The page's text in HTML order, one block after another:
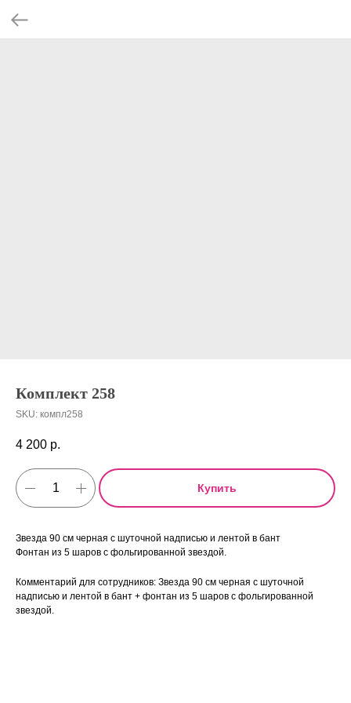
Комплект 258
SKU: компл258
4 200 р.
Купить
Звезда 90 см черная с шуточной надписью и лентой в бант
Фонтан из 5 шаров с фольгированной звездой.
Комментарий для сотрудников: Звезда 90 см черная с шуточной
надписью и лентой в бант + фонтан из 5 шаров с фольгированной
звездой.